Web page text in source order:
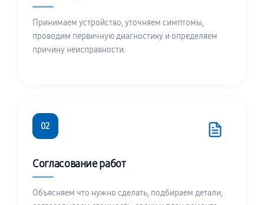
Принимаем устройство, уточняем симптомы,
проводим первичную диагностику и определяем
причину неисправности.
02
Согласование работ
Объясняем что нужно сделать, подбираем детали,